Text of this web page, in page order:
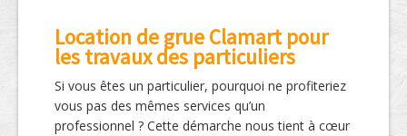
Location de grue Clamart pour
les travaux des particuliers
Si vous êtes un particulier, pourquoi ne profiteriez
vous pas des mêmes services qu’un
professionnel ? Cette démarche nous tient à cœur